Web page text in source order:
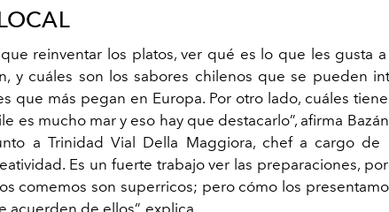
que reinventar los platos, ver qué es lo que les gusta
y cuáles son los sabores chilenos que se pueden
que más pegan en Europa. Por otro lado, cuáles
es mucho mar y eso hay que destacarlo”, afirma
a Trinidad Vial Della Maggiora, chef a cargo de
Es un fuerte trabajo ver las preparaciones,
comemos son superricos; pero cómo los